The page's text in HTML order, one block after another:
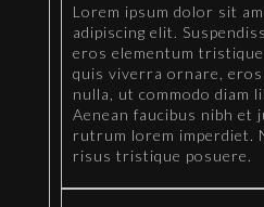
Lorem ipsum dolor sit
adipiscing elit.
eros elementum
quis viverra ornare,
nulla, ut commodo diam
Aenean faucibus nibh et
rutrum lorem imperdiet.
risus tristique posuere.